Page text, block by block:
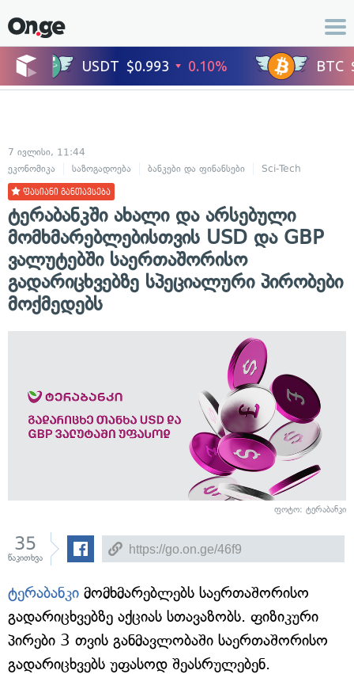
7 ივლისი, 11:44
ეკონომიკა
საზოგადოება ბანკები და ფინანსები Sci-Tech
ფასიანი განთავსება
ტერაბანკში ახალი და არსებული
მომხმარებლებისთვის USD და GBP
ვალუტებში საერთაშორისო
გადარიცხვებზე სპეციალური პირობები
მოქმედებს
ფოტო: ტერაბანკი
35
წაკითხვა
ტერაბანკი მომხმარებლებს საერთაშორისო
გადარიცხვებზე აქციას სთავაზობს. ფიზიკური
პირები 3 თვის განმავლობაში საერთაშორისო
გადარიცხვებს უფასოდ შეასრულებენ.